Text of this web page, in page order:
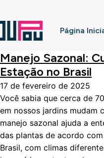
Página
Manejo Sazonal:
Estação no Brasil
17 de fevereiro de 2025
Você sabia que cerca de
em nossos jardins mudam
manejo sazonal ajuda a
das plantas de acordo
Brasil, com climas